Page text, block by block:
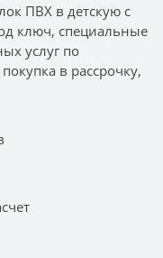
ПВХ в детскую с
ключ, специальные
услуг по
в рассрочку,